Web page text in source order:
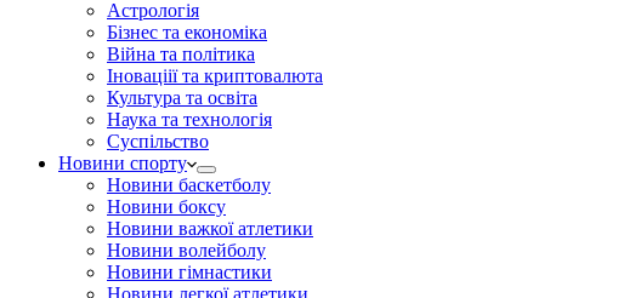
Астрологія
Бізнес та економіка
Війна та політика
Іноваціії та криптовалюта
Культура та освіта
Наука та технологія
Суспільство
Новини спорту
Новини баскетболу
Новини боксу
Новини важкої атлетики
Новини волейболу
Новини гімнастики
Новини легкої атлетики